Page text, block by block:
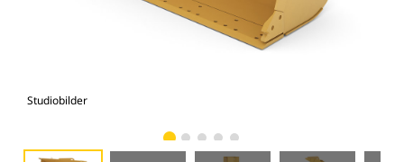
Studiobilder